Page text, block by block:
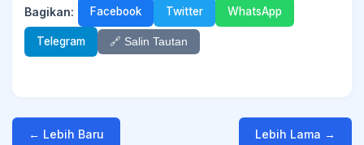
Bagikan: Facebook Twitter WhatsApp
Telegram 🔗 Salin Tautan
← Lebih Baru Lebih Lama →